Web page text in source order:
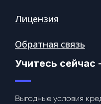
Лицензия
Обратная связь
Учитесь сейчас
Выгодные условия